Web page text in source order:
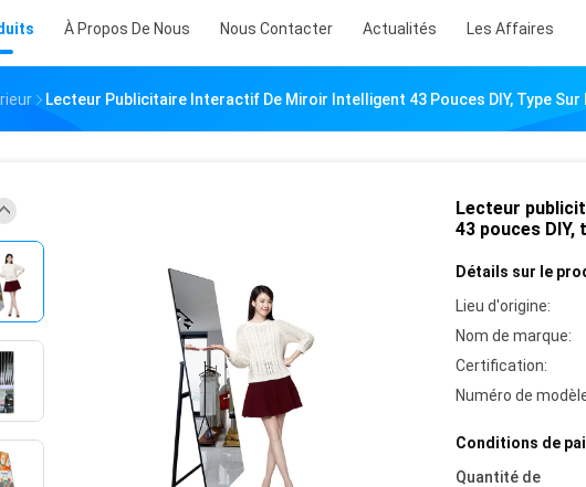
À Propos De Nous Nous Contacter Actualités Les Affaires
Lecteur Publicitaire Interactif De Miroir Intelligent 43 Pouces DIY, Type Sur
Lecteur
43 pouces DIY,
Détails sur le
Lieu d'origine:
Nom de marque:
Certification:
Numéro de
Conditions de
Quantité de